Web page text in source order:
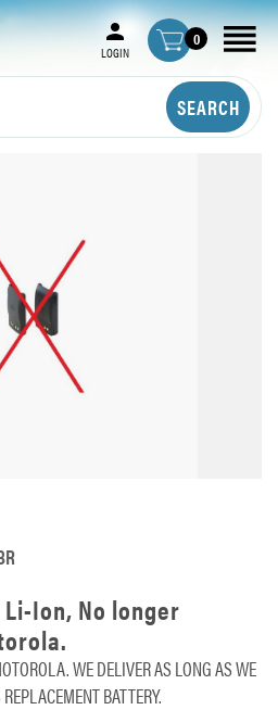
LOGIN
0
Ion, No longer
WE DELIVER AS LONG AS WE
BATTERY.